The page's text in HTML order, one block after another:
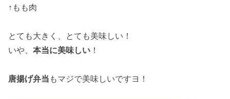
↑もも肉
とても大きく、とても美味しい！
いや、 本当に美味しい ！
唐揚げ弁当 もマジで美味しいですヨ！